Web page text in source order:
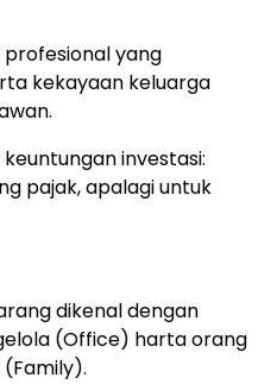
profesional yang
kekayaan keluarga
investasi:
pajak, apalagi untuk
dikenal dengan
(Office) harta orang